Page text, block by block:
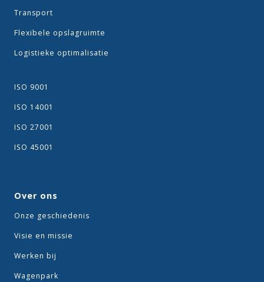
Transport
Flexibele opslagruimte
Logistieke optimalisatie
ISO 9001
ISO 14001
ISO 27001
ISO 45001
Over ons
Onze geschiedenis
Visie en missie
Werken bij
Wagenpark